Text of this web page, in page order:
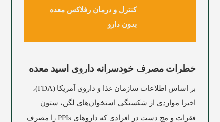
کنترل و درمان رفلاکس معده
بدون دارو
خطرات مصرف خودسرانه داروی اسید معده
بر اساس اطلاعات سازمان غذا و داروی آمریکا (FDA)،
اخیرا مواردی از شکستگی استخوان‌های لگن، ستون
فقرات و مچ دست در افرادی که داروهای PPIs را مصرف